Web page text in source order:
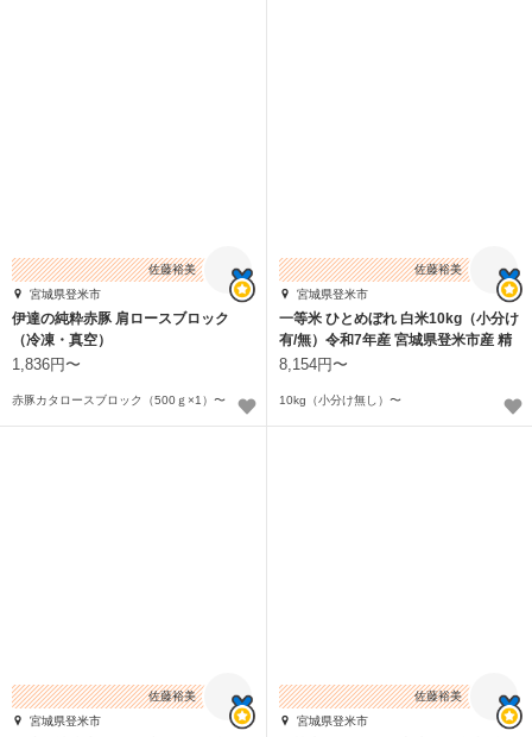
佐藤裕美
宮城県登米市
伊達の純粋赤豚 肩ロースブロック
（冷凍・真空）
1,836円〜
赤豚カタロースブロック（500ｇ×1）〜
佐藤裕美
宮城県登米市
一等米 ひとめぼれ 白米10kg（小分け
有/無）令和7年産 宮城県登米市産 精
米
8,154円〜
10kg（小分け無し）〜
佐藤裕美
宮城県登米市
佐藤裕美
宮城県登米市